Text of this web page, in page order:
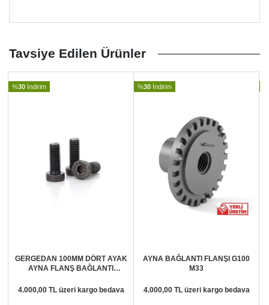
Tavsiye Edilen Ürünler
%30 İndirim
GERGEDAN 100MM DÖRT AYAK
AYNA FLANŞ BAĞLANTI
4.000,00 TL üzeri kargo bedava
%30 İndirim
AYNA BAĞLANTI FLANŞI G100
M33
4.000,00 TL üzeri kargo bedava